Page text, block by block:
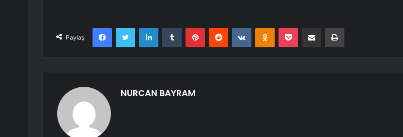
Paylaş
FacebookTwitter LinkedInTumblr PinterestReddit VKontakteOdnoklassniki
Pocket E-Posta ile paylaş Yazdır
NURCAN BAYRAM